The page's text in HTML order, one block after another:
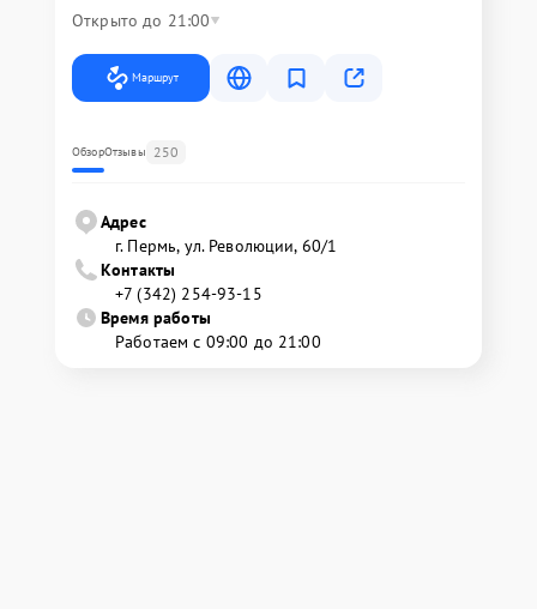
Открыто до 21:00
Маршрут
ОбзорОтзывы 250
Адрес
г. Пермь, ул. ​Революции, 60/1
Контакты
+7 (342) 254-93-15
Время работы
Работаем с 09:00 до 21:00